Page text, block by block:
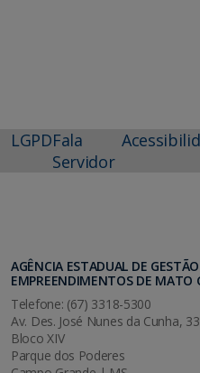
LGPDFala
Servidor
AGÊNCIA ESTADUAL DE
EMPREENDIMENTOS DE MATO
Telefone: (67) 3318-5300
Av. Des. José Nunes da Cunha,
Bloco XIV
Parque dos Poderes